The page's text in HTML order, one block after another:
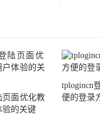
页面优化教
验的关键
tplogincn
便的登录